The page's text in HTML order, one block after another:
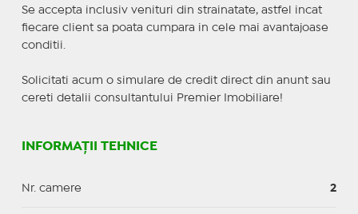
Se accepta inclusiv venituri din strainatate, astfel incat
fiecare client sa poata cumpara in cele mai avantajoase
conditii.
Solicitati acum o simulare de credit direct din anunt sau
cereti detalii consultantului Premier Imobiliare!
INFORMAȚII TEHNICE
Nr. camere 2